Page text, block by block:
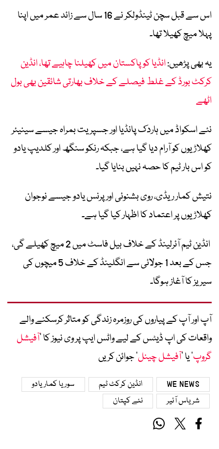
اس سے قبل سچن ٹینڈولکر نے 16 سال سے زائد عمر میں اپنا
پہلا میچ کھیلا تھا۔
یہ بھی پڑھیں:انڈیا کو پاکستان میں کھیلنا چاہیے تھا، انڈین
کرکٹ بورڈ کے غلط فیصلے کے خلاف بھارتی شائقین بھی بول
اٹھے
نئے اسکواڈ میں ہاردک پانڈیا اور جسپریت بمراہ جیسے سینیئر
کھلاڑیوں کو آرام دیا گیا ہے، جبکہ رنکو سنگھ اور کلدیپ یادو
کو اس بار ٹیم کا حصہ نہیں بنایا گیا۔
نتیش کمار ریڈی، روی بشنوئی اور پرنس یادو جیسے نوجوان
کھلاڑیوں پر اعتماد کا اظہار کیا گیا ہے۔
انڈین ٹیم آئرلینڈ کے خلاف بیل فاسٹ میں 2 میچ کھیلے گی،
جس کے بعد 1 جولائی سے انگلینڈ کے خلاف 5 میچوں کی
سیریز کا آغاز ہوگا۔
آپ اور آپ کے پیاروں کی روزمرہ زندگی کو متاثر کرسکنے والے
واقعات کی اپ ڈیٹس کے لیے واٹس ایپ پر وی نیوز کا ’آفیشل
گروپ‘ یا ’آفیشل چینل‘ جوائن کریں
WE NEWS انڈین کرکٹ ٹیم
سوریا کماریادو
شریاس آئیر
نئے کپتان